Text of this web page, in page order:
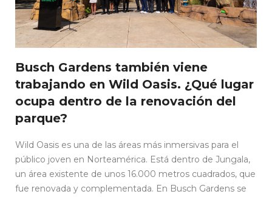
Busch Gardens también viene
trabajando en Wild Oasis. ¿Qué lugar
ocupa dentro de la renovación del
parque?
Wild Oasis es una de las áreas más inmersivas para el
público joven en Norteamérica. Está dentro de Jungala,
un área existente de unos 16.000 metros cuadrados, que
fue renovada y complementada. En Busch Gardens se